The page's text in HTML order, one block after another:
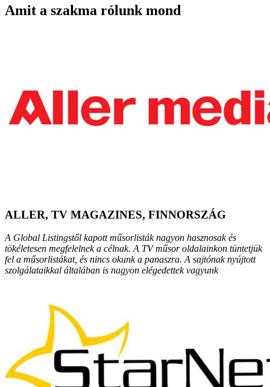
Amit a szakma rólunk mond
ALLER, TV MAGAZINES, FINNORSZÁG
A Global Listingstől kapott műsorlisták nagyon hasznosak és
tökéletesen megfelelnek a célnak. A TV műsor oldalainkon tüntetjük
fel a műsorlistákat, és nincs okunk a panaszra. A sajtónak nyújtott
szolgálataikkal általában is nagyon elégedettek vagyunk